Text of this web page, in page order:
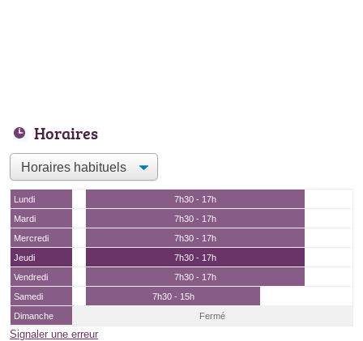
Horaires
Lundi
7h30 - 17h
Mardi
7h30 - 17h
Mercredi
7h30 - 17h
Jeudi
7h30 - 17h
Vendredi
7h30 - 17h
Samedi
7h30 - 15h
Dimanche
Fermé
Signaler une erreur